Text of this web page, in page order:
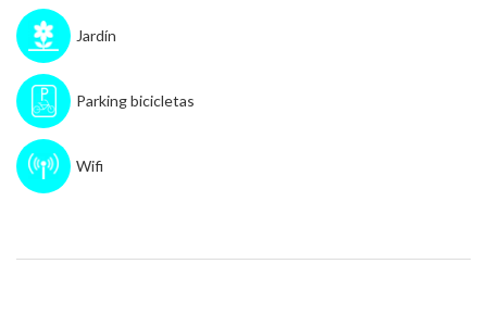
Jardín
Parking bicicletas
Wifi